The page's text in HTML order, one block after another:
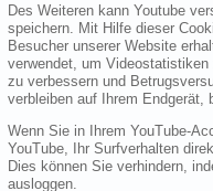
Des Weiteren kann Youtube
speichern. Mit Hilfe dieser
Besucher unserer Website
verwendet, um
zu verbessern und
verbleiben auf Ihrem Endgerät,
Wenn Sie in Ihrem YouTube-
YouTube, Ihr Surfverhalten
Dies können Sie verhindern,
ausloggen.